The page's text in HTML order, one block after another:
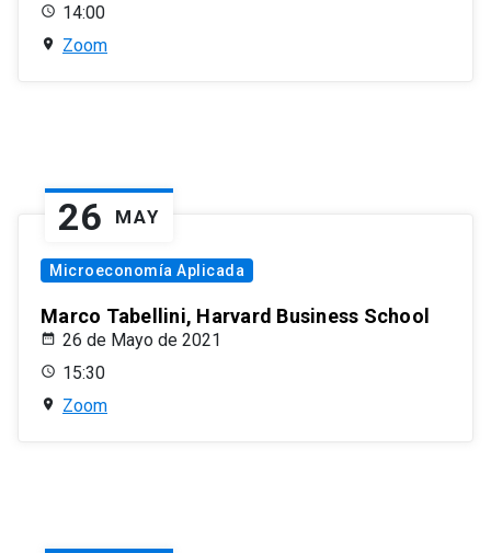
14:00
Zoom
26 MAY
Microeconomía Aplicada
Marco Tabellini, Harvard Business School
26 de Mayo de 2021
15:30
Zoom